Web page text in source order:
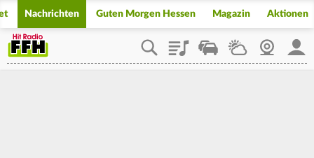
Nachrichten Guten Morgen Hessen Magazin Aktionen
PlaylistStaupilotWetterWebcam